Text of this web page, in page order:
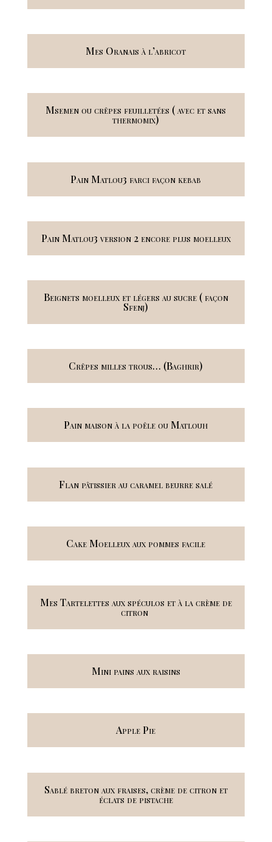
Mes Oranais à l’abricot
Msemen ou crêpes feuilletées ( avec et sans
thermomix)
Pain Matlou3 farci façon kebab
Pain Matlou3 version 2 encore plus moelleux
Beignets moelleux et légers au sucre ( façon
Sfenj)
Crêpes milles trous… (Baghrir)
Pain maison à la poêle ou Matlouh
Flan pâtissier au caramel beurre salé
Cake Moelleux aux pommes facile
Mes Tartelettes aux spéculos et à la crème de
citron
Mini pains aux raisins
Apple Pie
Sablé breton aux fraises, crème de citron et
éclats de pistache